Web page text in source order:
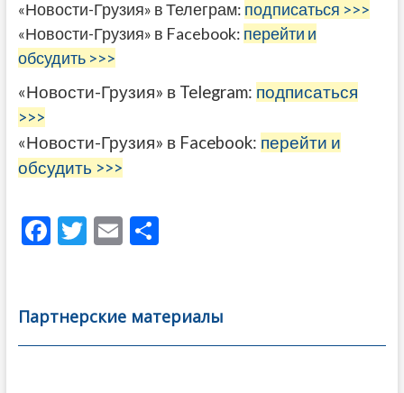
«Новости-Грузия» в Телеграм: подписаться >>>
«Новости-Грузия» в Facebook: перейти и
обсудить >>>
«Новости-Грузия» в Telegram: подписаться
>>>
«Новости-Грузия» в Facebook: перейти и
обсудить >>>
F
b
o
T
er
E
l
О
а
в
Партнерские материалы